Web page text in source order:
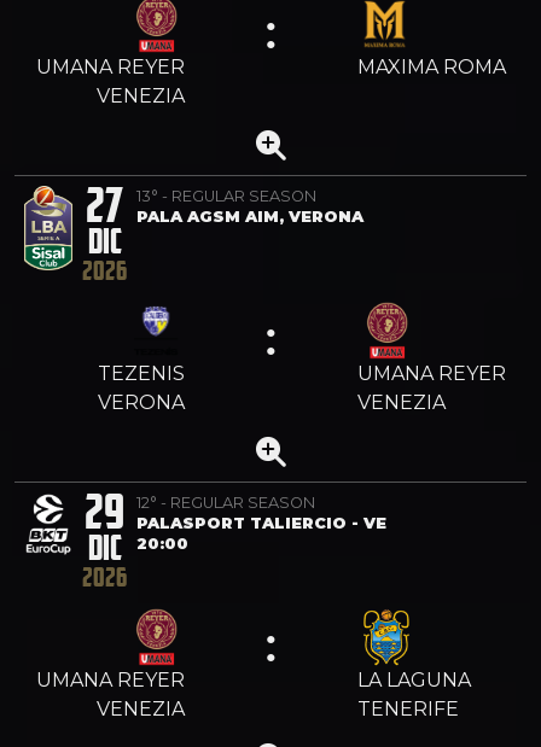
UMANA REYER
VENEZIA
:
MAXIMA ROMA
27
DIC
2026
13° - REGULAR SEASON
PALA AGSM AIM, VERONA
TEZENIS
VERONA
:
UMANA REYER
VENEZIA
29
DIC
2026
12° - REGULAR SEASON
PALASPORT TALIERCIO - VE
20:00
UMANA REYER
VENEZIA
:
LA LAGUNA
TENERIFE